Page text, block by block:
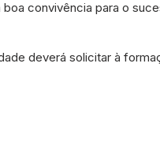
convivência para o
deverá solicitar à